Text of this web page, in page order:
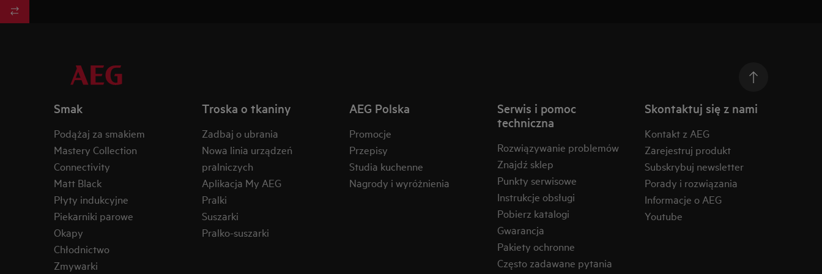
Smak
Podążaj za smakiem
Mastery Collection
Connectivity
Matt Black
Płyty indukcyjne
Piekarniki parowe
Okapy
Chłodnictwo
Zmywarki
Troska o tkaniny
Zadbaj o ubrania
Nowa linia urządzeń
pralniczych
Aplikacja My AEG
Pralki
Suszarki
Pralko-suszarki
AEG Polska
Promocje
Przepisy
Studia kuchenne
Nagrody i wyróżnienia
Serwis i pomoc
techniczna
Rozwiązywanie problemów
Znajdź sklep
Punkty serwisowe
Instrukcje obsługi
Pobierz katalogi
Gwarancja
Pakiety ochronne
Często zadawane pytania
Skontaktuj się z nami
Kontakt z AEG
Zarejestruj produkt
Subskrybuj newsletter
Porady i rozwiązania
Informacje o AEG
Youtube